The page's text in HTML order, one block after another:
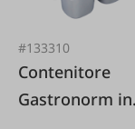
#133310
Contenitore
Gastronorm in